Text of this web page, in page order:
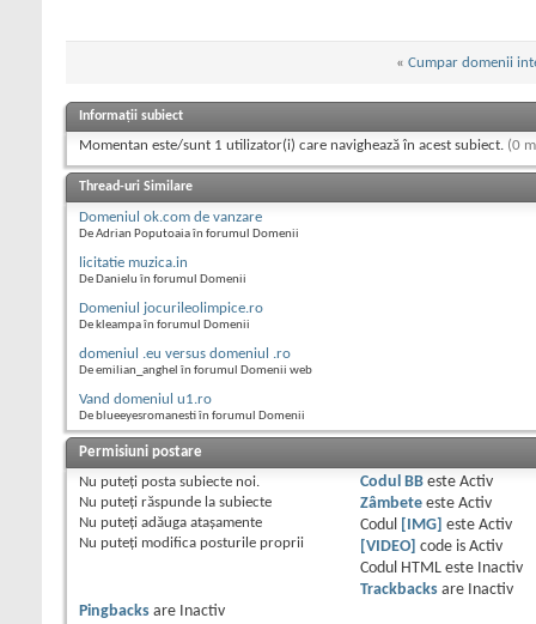
« Cumpar domenii
Informații subiect
Momentan este/sunt 1 utilizator(i) care navighează în acest subiect. (0
Thread-uri Similare
Domeniul ok.com de vanzare
De Adrian Poputoaia în forumul Domenii
licitatie muzica.in
De Danielu în forumul Domenii
Domeniul jocurileolimpice.ro
De kleampa în forumul Domenii
domeniul .eu versus domeniul .ro
De emilian_anghel în forumul Domenii web
Vand domeniul u1.ro
De blueeyesromanesti în forumul Domenii
Permisiuni postare
Nu puteţi posta subiecte noi.
Nu puteţi răspunde la subiecte
Nu puteţi adăuga ataşamente
Nu puteţi modifica posturile proprii
Codul BBeste Activ
Zâmbeteeste Activ
Codul
[IMG] este Activ
[VIDEO]
code is Activ
Codul HTML este
Inactiv
Trackbacksare
Inactiv
Pingbacks are
Inactiv